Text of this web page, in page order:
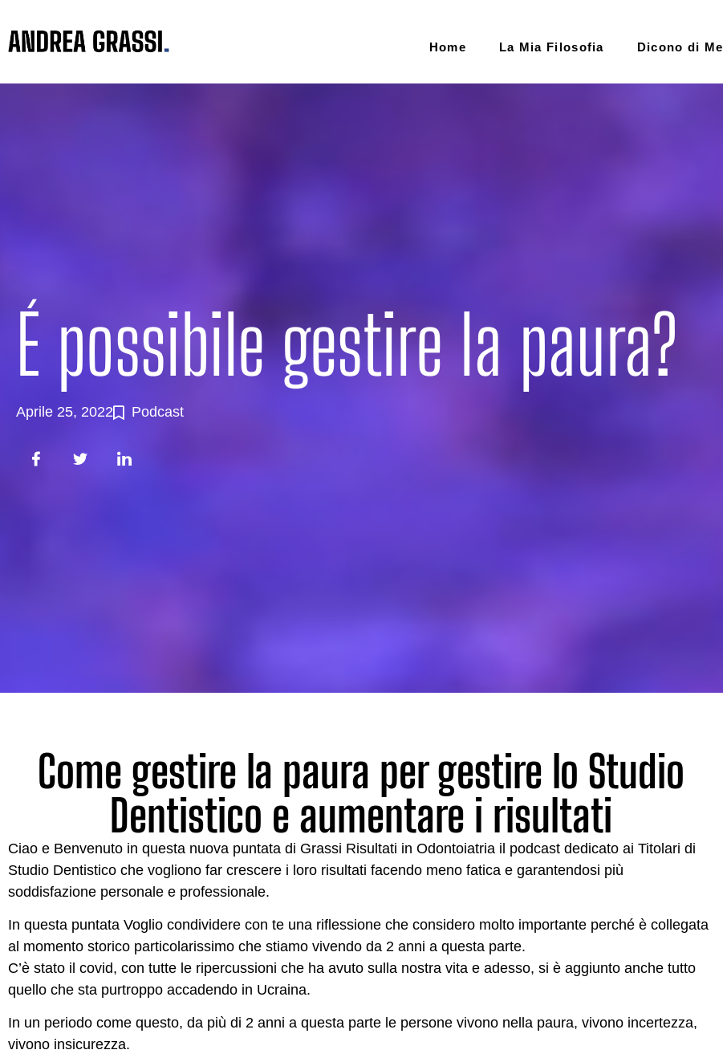
Home La Mia Filosofia Dicono di Me
É possibile gestire la paura?
Aprile 25, 2022 Podcast
Come gestire la paura per gestire lo Studio
Dentistico e aumentare i risultati
Ciao e Benvenuto in questa nuova puntata di Grassi Risultati in Odontoiatria il podcast dedicato ai Titolari di
Studio Dentistico che vogliono far crescere i loro risultati facendo meno fatica e garantendosi più
soddisfazione personale e professionale.
In questa puntata Voglio condividere con te una riflessione che considero molto importante perché è collegata
al momento storico particolarissimo che stiamo vivendo da 2 anni a questa parte.
C’è stato il covid, con tutte le ripercussioni che ha avuto sulla nostra vita e adesso, si è aggiunto anche tutto
quello che sta purtroppo accadendo in Ucraina.
In un periodo come questo, da più di 2 anni a questa parte le persone vivono nella paura, vivono incertezza,
vivono insicurezza.